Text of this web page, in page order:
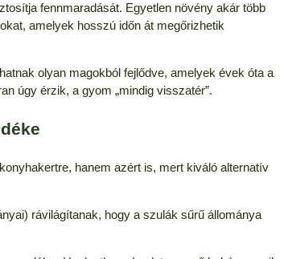
fennmaradását. Egyetlen növény akár több
amelyek hosszú időn át megőrizhetik
olyan magokból fejlődve, amelyek évek óta a
úgy érzik, a gyom „mindig visszatér”.
hanem azért is, mert kiváló alternatív
rávilágítanak, hogy a szulák sűrű állománya